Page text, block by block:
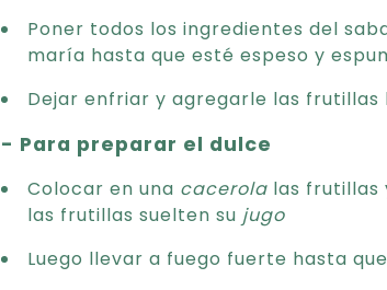
Poner todos los ingredientes del
maría hasta que esté espeso y
Dejar enfriar y agregarle las frutillas
- Para preparar el dulce
Colocar en una cacerola las frutillas
las frutillas suelten su jugo
Luego llevar a fuego fuerte hasta